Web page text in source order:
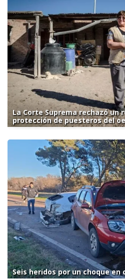
La Corte Suprema rechazó un
protección de puesteros del
Seis heridos por un choque en